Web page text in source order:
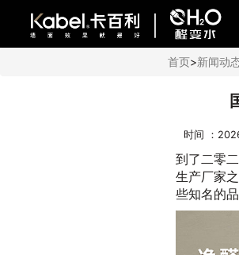
艺术漆加盟
首页>新闻动
时间 ：
到了二零
生产厂家
些知名的